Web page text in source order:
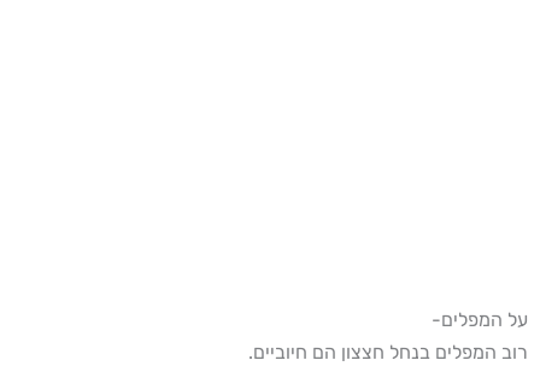
על המפלים-
רוב המפלים בנחל חצצון הם חיוביים.